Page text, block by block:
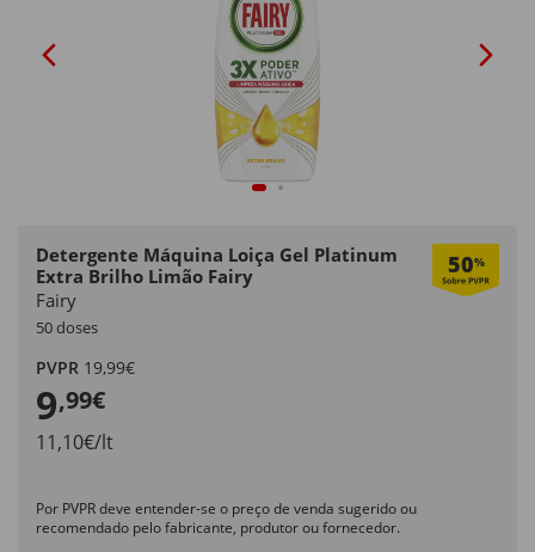
Detergente Máquina Loiça Gel Platinum
Extra Brilho Limão Fairy
50%
Fairy
50 doses
PVPR 19,99€
9,99€
11,10€/lt
Por PVPR deve entender-se o preço de venda sugerido ou
recomendado pelo fabricante, produtor ou fornecedor.